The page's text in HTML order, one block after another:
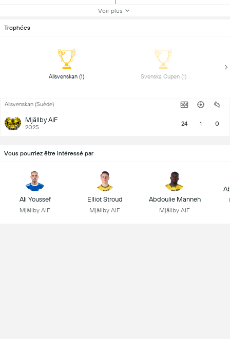
Voir plus
Trophées
Svenska Cupen (1)
Allsvenskan (Suède)
Mjällby AIF
2025 24 1 0
Vous pourriez être intéressé par
Ali Youssef
Mjällby AIF
Elliot Stroud
Mjällby AIF
Abdoulie Manneh
Mjällby AIF